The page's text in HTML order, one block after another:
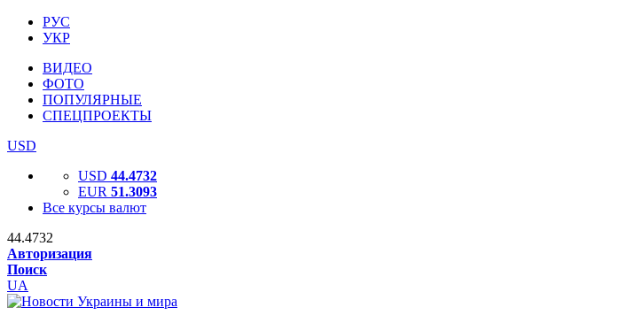
РУС
УКР
ВИДЕО
ФОТО
ПОПУЛЯРНЫЕ
СПЕЦПРОЕКТЫ
USD
USD 44.4732
EUR 51.3093
Все курсы валют
44.4732
Авторизация
Поиск
UA